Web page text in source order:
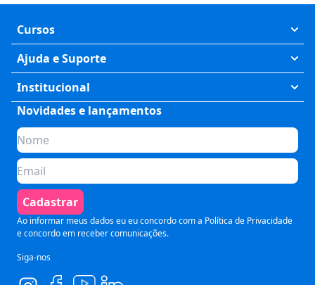
Cursos
Exatas
Humanas
Saúde
Tecnologia
Preparatórios
Comunicação
Pós Graduação
Ajuda e Suporte
Meus Cursos
Fale Conosco
Perguntas Frequentes
Formas de Pagamento
Política de Cancelamento
Termos de Uso
Segurança e Privacidade
Institucional
Quem somos
Planos de assinatura
Para Empresas
Seja um parceiro
Blog
Novidades e lançamentos
Cadastrar
Ao informar meus dados eu eu concordo com a Política de Privacidade
e concordo em receber comunicações.
Siga-nos